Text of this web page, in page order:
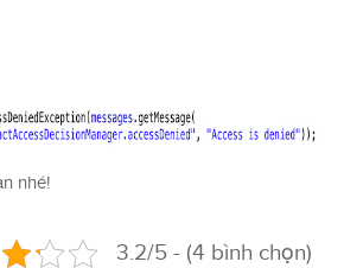
nhé!
3.2/5 - (4 bình chọn)